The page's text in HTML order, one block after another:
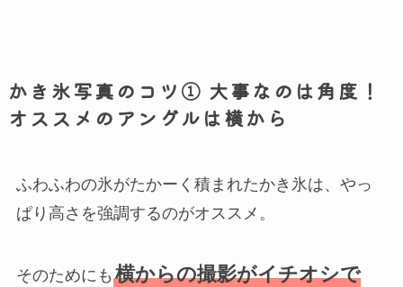
かき氷写真のコツ① 大事なのは角度！
オススメのアングルは横から
ふわふわの氷がたかーく積まれたかき氷は、やっ
ぱり高さを強調するのがオススメ。
そのためにも 横からの撮影がイチオシで